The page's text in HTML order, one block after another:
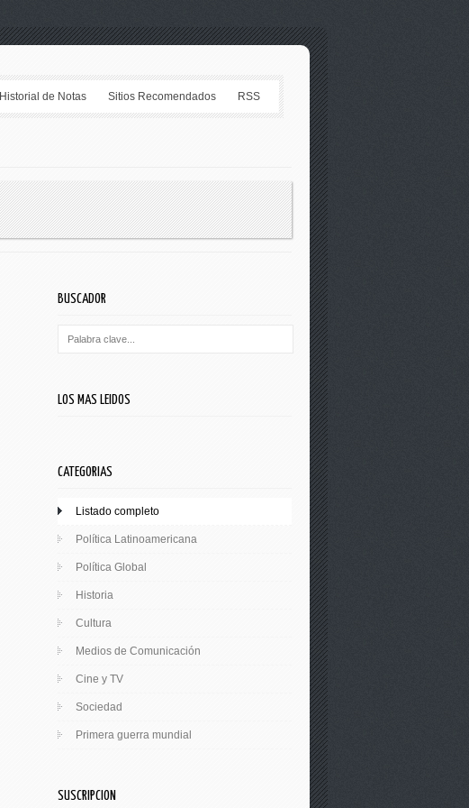
Historial de Notas Sitios Recomendados RSS
BUSCADOR
LOS MAS LEIDOS
CATEGORIAS
Listado completo
Política Latinoamericana
Política Global
Historia
Cultura
Medios de Comunicación
Cine y TV
Sociedad
Primera guerra mundial
SUSCRIPCION